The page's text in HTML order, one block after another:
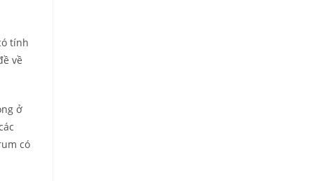
tính
về
ở
có